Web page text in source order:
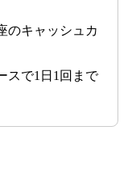
のキャッシュカ
スで1日1回まで